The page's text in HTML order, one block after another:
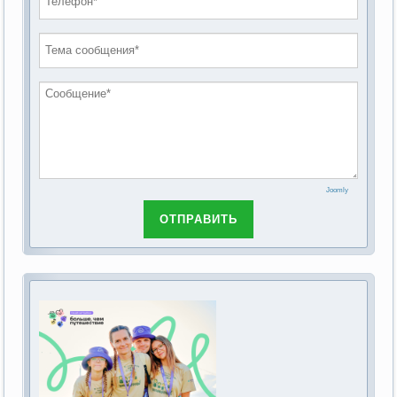
обсуждению Федерального закона Российской
основах социального обслуживания граждан в
2019 год
2018 год
Joomly
ОТПРАВИТЬ